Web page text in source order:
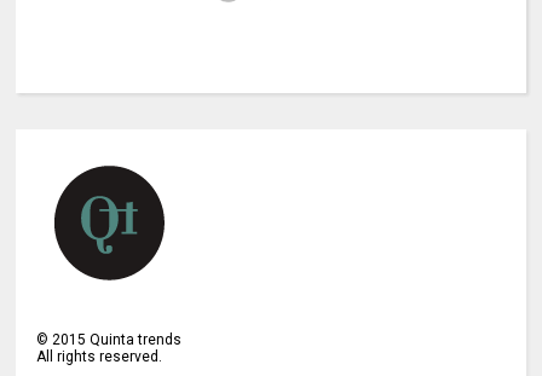
© 2015 Quinta trends
All rights reserved.